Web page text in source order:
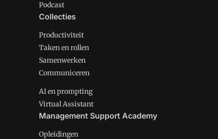
Podcast
Collecties
Productiviteit
Taken en rollen
Samenwerken
Communiceren
AI en prompting
Virtual Assistant
Management Support Academy
Opleidingen